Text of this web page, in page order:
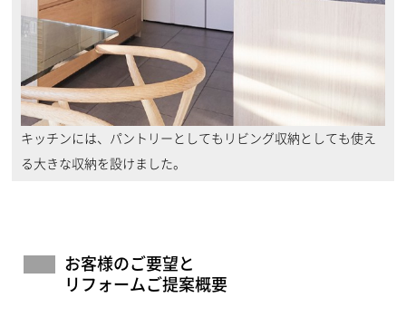
キッチンには、パントリーとしてもリビング収納としても使え
る大きな収納を設けました。
お客様のご要望と
リフォームご提案概要